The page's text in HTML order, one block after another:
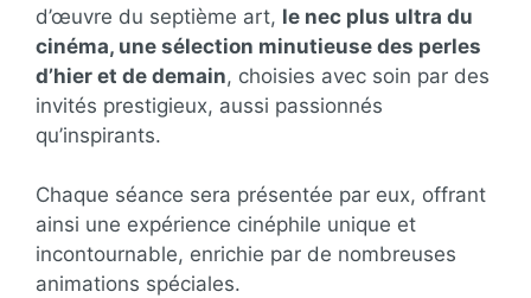
d’œuvre du septième art, le nec plus ultra du
cinéma, une sélection minutieuse des perles
d’hier et de demain, choisies avec soin par des
invités prestigieux, aussi passionnés
qu’inspirants.
Chaque séance sera présentée par eux, offrant
ainsi une expérience cinéphile unique et
incontournable, enrichie par de nombreuses
animations spéciales.